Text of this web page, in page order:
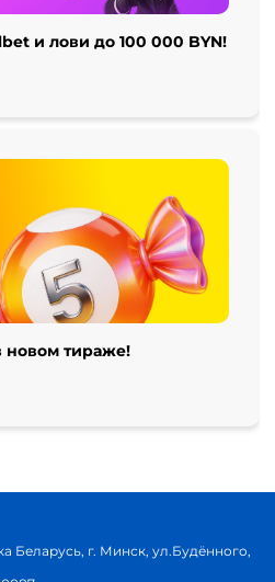
и лови до 100 000 BYN!
тираже!
Беларусь, г. Минск, ул.Будённого,